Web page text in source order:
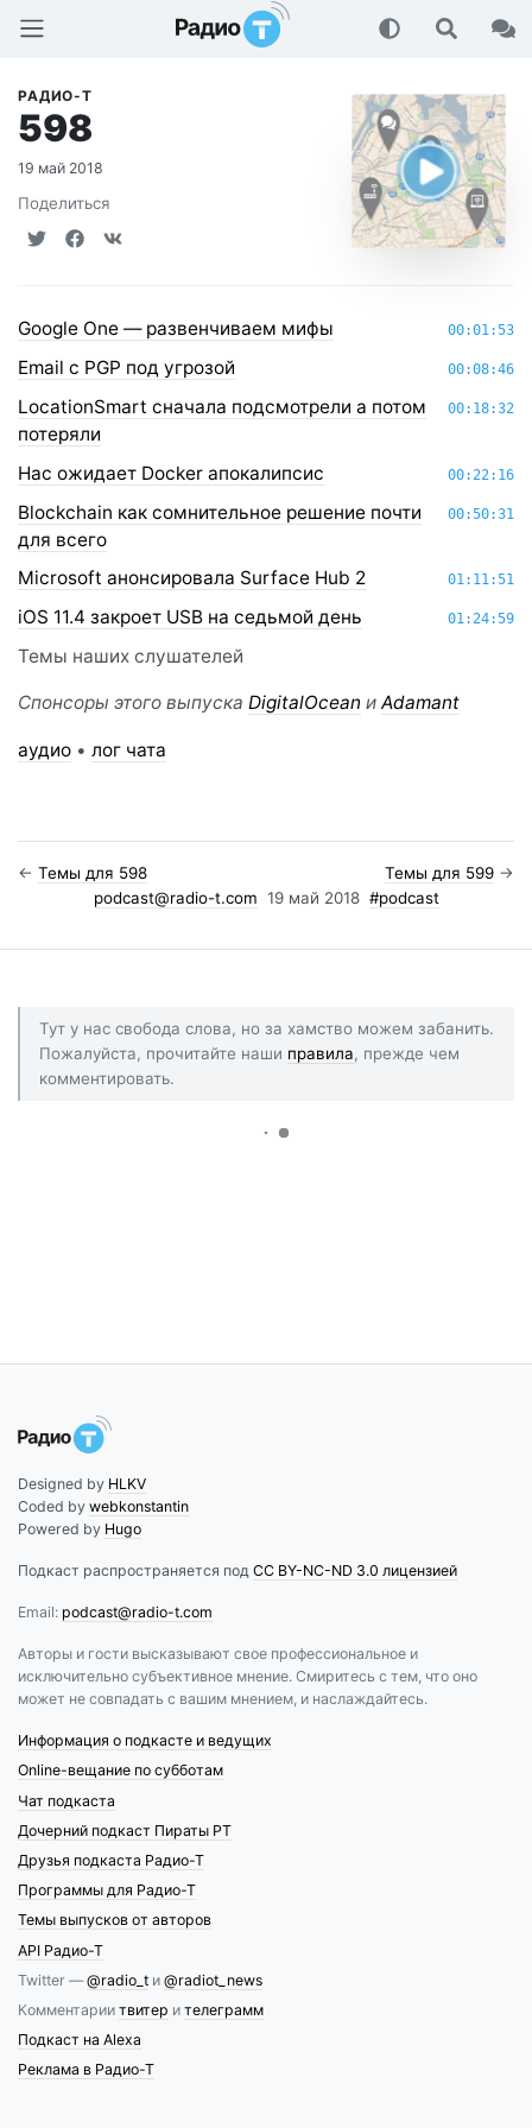
Радио-Т Подкаст
РАДИО-Т
598
19 май 2018
Поделиться
00:01:53
Google One — развенчиваем мифы
00:08:46
Email с PGP под угрозой
00:18:32
LocationSmart сначала подсмотрели а потом
потеряли
00:22:16
Нас ожидает Docker апокалипсис
00:50:31
Blockchain как сомнительное решение почти
для всего
01:11:51
Microsoft анонсировала Surface Hub 2
01:24:59
iOS 11.4 закроет USB на седьмой день
Темы наших слушателей
Спонсоры этого выпуска DigitalOcean и Adamant
аудио • лог чата
← Темы для 598 Темы для 599 →
podcast@radio-t.com 19 май 2018 #podcast
Тут у нас свобода слова, но за хамство можем забанить.
Пожалуйста, прочитайте наши правила, прежде чем
комментировать.
Designed by HLKV
Coded by webkonstantin
Powered by Hugo
Подкаст распространяется под CC BY-NC-ND 3.0 лицензией
Email: podcast@radio-t.com
Авторы и гости высказывают свое профессиональное и
исключительно субъективное мнение. Смиритесь с тем, что оно
может не совпадать с вашим мнением, и наслаждайтесь.
Информация о подкасте и ведущих
Online-вещание по субботам
Чат подкаста
Дочерний подкаст Пираты РТ
Друзья подкаста Радио-Т
Программы для Радио-Т
Темы выпусков от авторов
API Радио-Т
Twitter —@radio_t и @radiot_news
Комментарии твитер и телеграмм
Подкаст на Alexa
Реклама в Радио-Т